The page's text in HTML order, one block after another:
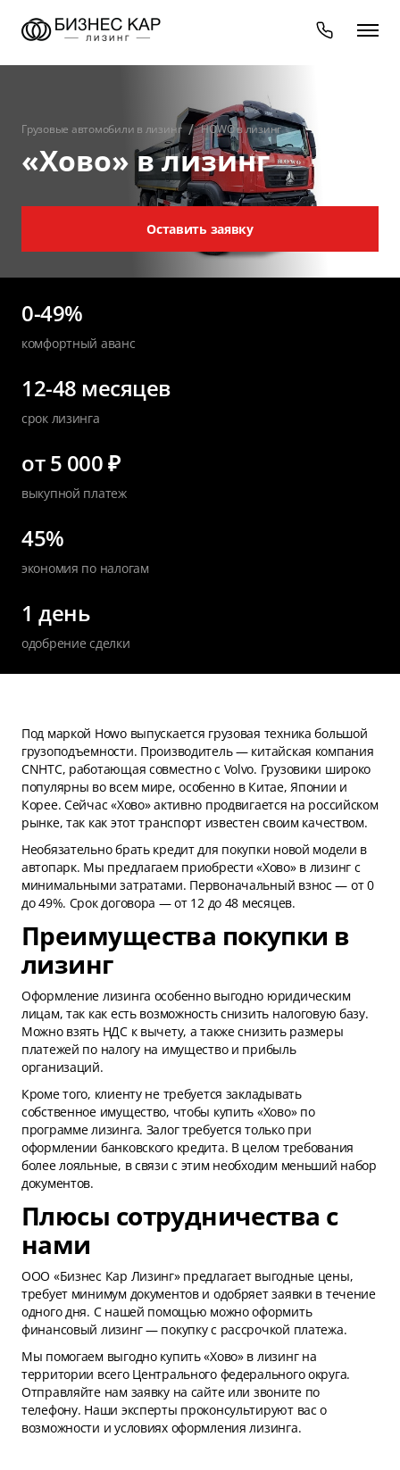
Грузовые автомобили в лизинг HOWO в лизинг
«Хово» в лизинг
Оставить заявку
0-49%
комфортный аванс
12-48 месяцев
срок лизинга
от 5 000 ₽
выкупной платеж
45%
экономия по налогам
1 день
одобрение сделки
Под маркой Howo выпускается грузовая техника большой
грузоподъемности. Производитель — китайская компания
CNHTC, работающая совместно с Volvo. Грузовики широко
популярны во всем мире, особенно в Китае, Японии и
Корее. Сейчас «Хово» активно продвигается на российском
рынке, так как этот транспорт известен своим качеством.
Необязательно брать кредит для покупки новой модели в
автопарк. Мы предлагаем приобрести «Хово» в лизинг с
минимальными затратами. Первоначальный взнос — от 0
до 49%. Срок договора — от 12 до 48 месяцев.
Преимущества покупки в
лизинг
Оформление лизинга особенно выгодно юридическим
лицам, так как есть возможность снизить налоговую базу.
Можно взять НДС к вычету, а также снизить размеры
платежей по налогу на имущество и прибыль
организаций.
Кроме того, клиенту не требуется закладывать
собственное имущество, чтобы купить «Хово» по
программе лизинга. Залог требуется только при
оформлении банковского кредита. В целом требования
более лояльные, в связи с этим необходим меньший набор
документов.
Плюсы сотрудничества с
нами
ООО «Бизнес Кар Лизинг» предлагает выгодные цены,
требует минимум документов и одобряет заявки в течение
одного дня. С нашей помощью можно оформить
финансовый лизинг — покупку с рассрочкой платежа.
Мы помогаем выгодно купить «Хово» в лизинг на
территории всего Центрального федерального округа.
Отправляйте нам заявку на сайте или звоните по
телефону. Наши эксперты проконсультируют вас о
возможности и условиях оформления лизинга.